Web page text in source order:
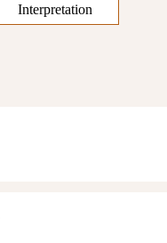
Interpretation